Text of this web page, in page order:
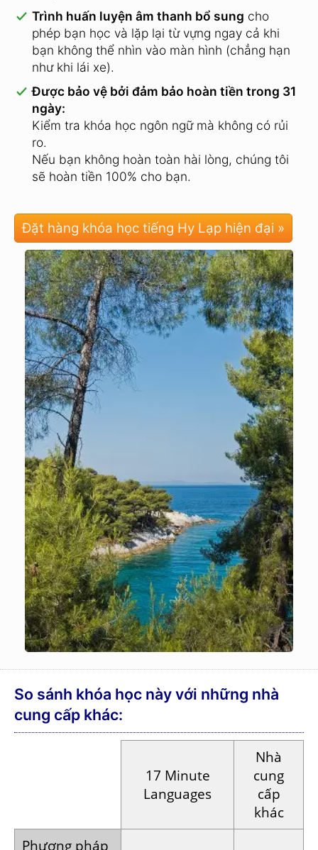
Trình huấn luyện âm thanh bổ sung cho
phép bạn học và lặp lại từ vựng ngay cả khi
bạn không thể nhìn vào màn hình (chẳng hạn
như khi lái xe).
Được bảo vệ bởi đảm bảo hoàn tiền trong 31
ngày:
Kiểm tra khóa học ngôn ngữ mà không có rủi
ro.
Nếu bạn không hoàn toàn hài lòng, chúng tôi
sẽ hoàn tiền 100% cho bạn.
Đặt hàng khóa học tiếng Hy Lạp hiện đại »
So sánh khóa học này với những nhà
cung cấp khác:
17 Minute
Languages
Nhà
cung
cấp
khác
Phương pháp